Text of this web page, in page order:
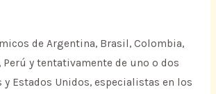
de Argentina, Brasil, Colombia,
Perú y tentativamente de uno o dos
y Estados Unidos, especialistas en los